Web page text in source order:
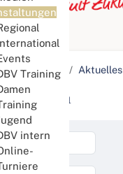
Training
intern
Startseite Aktuelles